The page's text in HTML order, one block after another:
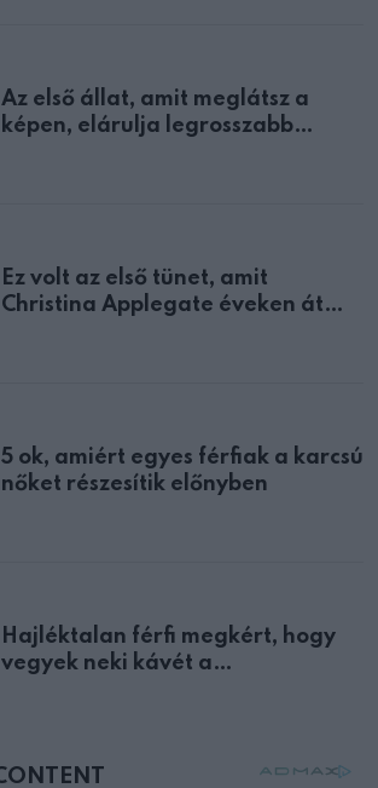
Az első állat, amit meglátsz a
képen, elárulja legrosszabb
Ez volt az első tünet, amit
Christina Applegate éveken át
5 ok, amiért egyes férfiak a karcsú
nőket részesítik előnyben
Hajléktalan férfi megkért, hogy
vegyek neki kávét a